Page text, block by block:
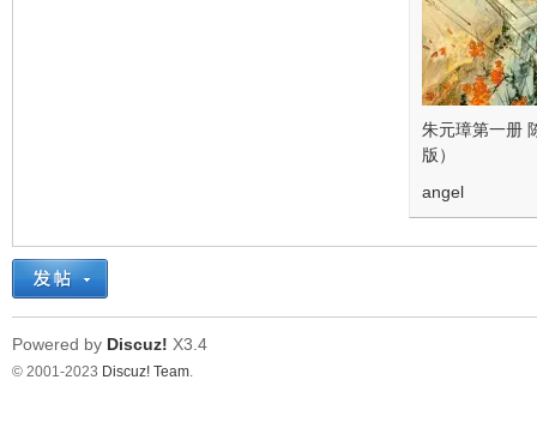
朱元璋第一册
版）
angel
Powered by Discuz! X3.4
© 2001-2023 Discuz! Team.